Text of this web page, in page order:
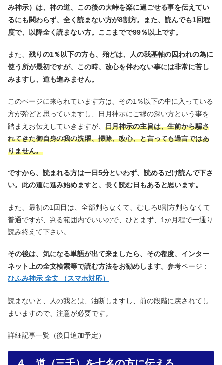
み神示）は、神の道、この後の大峠を楽に過ごせる事を伝えてい
るにも関わらず、全く読まない方が8割方。また、読んでも1回程
度で、以降全く読まない方。ここまでで99％以上です。
また、 残りの1％以下の方も、殆どは、人の我基軸の囚われの為に
使う所が最初ですが、この時、改心を伴わない事には非常に苦し
みますし、道も進みません。
このページに来られています方は、その1％以下の中に入っている
方が殆どと思っていますし、日月神示にご縁の深い方という事を
踏まえお伝えしていきますが、 日月神示の主旨は、生前から騙さ
れてきた御自身の我の洗濯、掃除、改心、と言っても過言ではあ
りません。
ですから、読まれる方は一日5分といわず、読めるだけ読んで下さ
い。此の道に進み始めますと、長く読む日もあると思います。
また、最初の1回目は、全部判らなくて、むしろ8割方判らなくて
普通ですが、判る範囲内でいいので、ひとまず、1か月程で一通り
読み終えて下さい。
その後は、気になる単語が出て来ましたら、その都度、インター
ネット上の全文検索等で読む方法をお勧めします。 参考ページ：
ひふみ神示 全文 （スマホ対応）
読まないと、人の我とは、油断しますし、前の段階に戻されてし
まいますので、注意が必要です。
詳細記事一覧（後日追加予定）